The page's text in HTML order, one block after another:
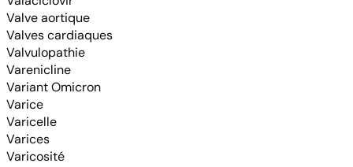
Valve aortique
Valves cardiaques
Valvulopathie
Varenicline
Variant Omicron
Varice
Varicelle
Varices
Varicosité